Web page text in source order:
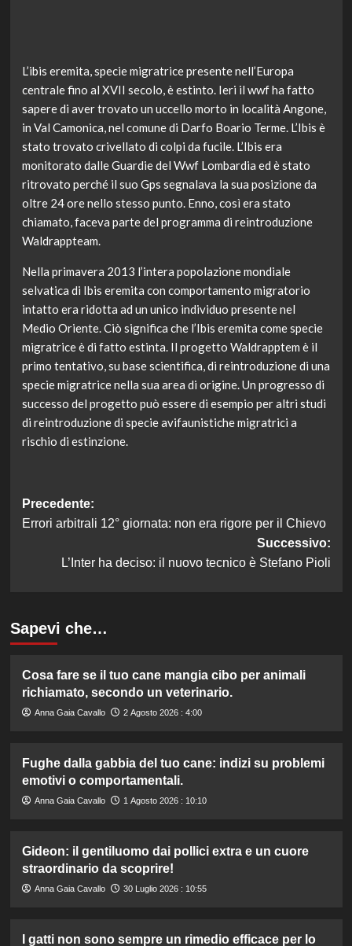
L’ibis eremita, specie migratrice presente nell’Europa
centrale fino al XVII secolo, è estinto. Ieri il wwf ha fatto
sapere di aver trovato un uccello morto in località Angone,
in Val Camonica, nel comune di Darfo Boario Terme. L’Ibis è
stato trovato crivellato di colpi da fucile. L’Ibis era
monitorato dalle Guardie del Wwf Lombardia ed è stato
ritrovato perché il suo Gps segnalava la sua posizione da
oltre 24 ore nello stesso punto. Enno, così era stato
chiamato, faceva parte del programma di reintroduzione
Waldrappteam.
Nella primavera 2013 l’intera popolazione mondiale
selvatica di Ibis eremita con comportamento migratorio
intatto era ridotta ad un unico individuo presente nel
Medio Oriente. Ciò significa che l’Ibis eremita come specie
migratrice è di fatto estinta. Il progetto Waldrapptem è il
primo tentativo, su base scientifica, di reintroduzione di una
specie migratrice nella sua area di origine. Un progresso di
successo del progetto può essere di esempio per altri studi
di reintroduzione di specie avifaunistiche migratrici a
rischio di estinzione.
Navigazione
articolo
Precedente:
Errori arbitrali 12° giornata: non era rigore per il Chievo
Successivo:
L’Inter ha deciso: il nuovo tecnico è Stefano Pioli
Sapevi che…
Cosa fare se il tuo cane mangia cibo per animali
richiamato, secondo un veterinario.
Anna Gaia Cavallo 2 Agosto 2026 : 4:00
Fughe dalla gabbia del tuo cane: indizi su problemi
emotivi o comportamentali.
Anna Gaia Cavallo 1 Agosto 2026 : 10:10
Gideon: il gentiluomo dai pollici extra e un cuore
straordinario da scoprire!
Anna Gaia Cavallo 30 Luglio 2026 : 10:55
I gatti non sono sempre un rimedio efficace per lo